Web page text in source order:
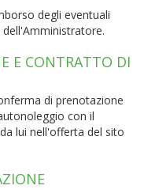
degli eventuali
E CONTRATTO DI
di prenotazione
con il
lui nell'offerta del sito